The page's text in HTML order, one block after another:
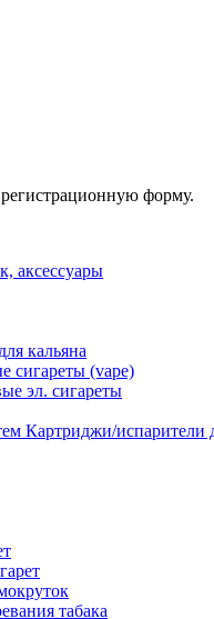
форму.
аксессуары
кальяна
сигареты (vape)
эл. сигареты
Картриджи/испарители
табака